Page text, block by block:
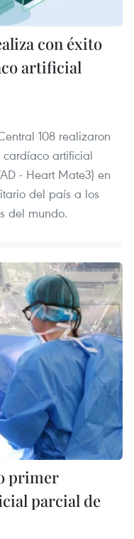
con éxito
artificial
108 realizaron
artificial
- Heart Mate3) en
del país a los
del mundo.
primer
parcial de